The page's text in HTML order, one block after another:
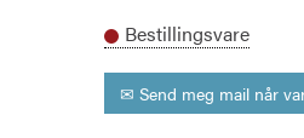
Bestillingsvare
✉ Send meg mail når